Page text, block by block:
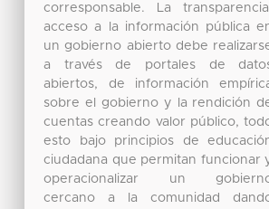
corresponsable. La
acceso a la información pública
un gobierno abierto debe
a través de portales de
abiertos, de información
sobre el gobierno y la rendición
cuentas creando valor público,
esto bajo principios de
ciudadana que permitan funcionar
operacionalizar un
cercano a la comunidad